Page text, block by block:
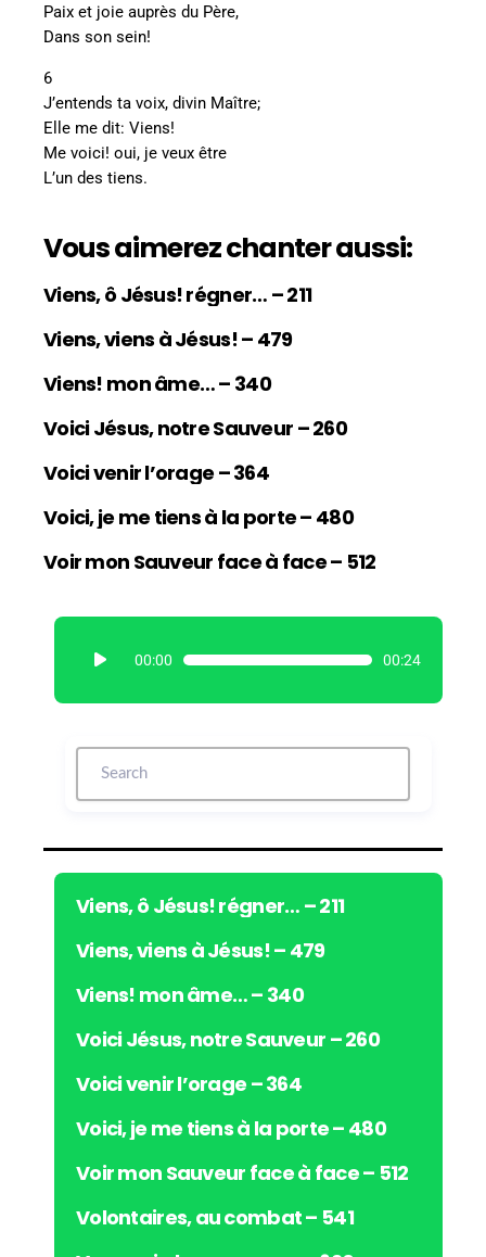
Paix et joie auprès du Père,
Dans son sein!
6
J’entends ta voix, divin Maître;
Elle me dit: Viens!
Me voici! oui, je veux être
L’un des tiens.
Vous aimerez chanter aussi:
Viens, ô Jésus! régner… – 211
Viens, viens à Jésus! – 479
Viens! mon âme… – 340
Voici Jésus, notre Sauveur – 260
Voici venir l’orage – 364
Voici, je me tiens à la porte – 480
Voir mon Sauveur face à face – 512
c
e
r
u
d
i
00:00 00:24
Viens, ô Jésus! régner… – 211
Viens, viens à Jésus! – 479
Viens! mon âme… – 340
Voici Jésus, notre Sauveur – 260
Voici venir l’orage – 364
Voici, je me tiens à la porte – 480
Voir mon Sauveur face à face – 512
Volontaires, au combat – 541